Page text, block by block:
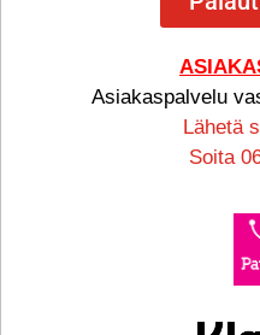
Asiakaspalvelu
Lähetä
Soita